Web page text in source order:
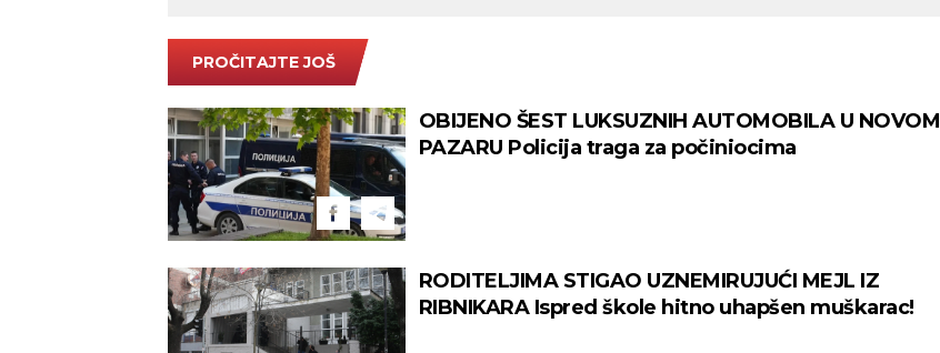
PROČITAJTE JOŠ
OBIJENO ŠEST LUKSUZNIH AUTOMOBILA U NOVOM
PAZARU Policija traga za počiniocima
RODITELJIMA STIGAO UZNEMIRUJUĆI MEJL IZ
RIBNIKARA Ispred škole hitno uhapšen muškarac!